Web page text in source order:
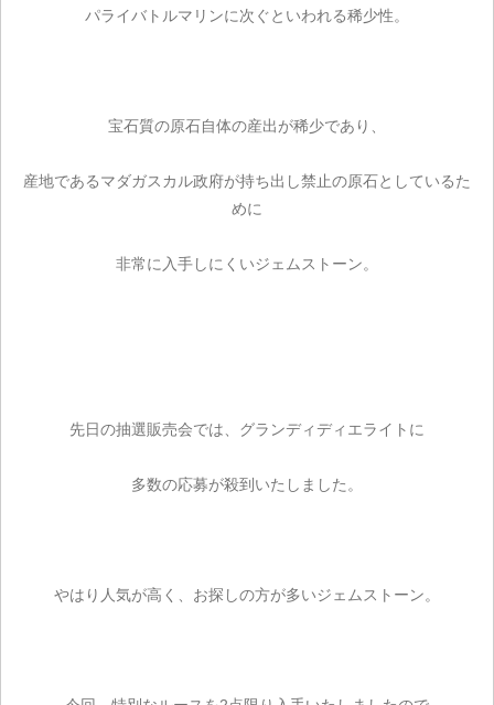
パライバトルマリンに次ぐといわれる稀少性。
宝石質の原石自体の産出が稀少であり、
産地であるマダガスカル政府が持ち出し禁止の原石としているた
めに
非常に入手しにくいジェムストーン。
先日の抽選販売会では、グランディディエライトに
多数の応募が殺到いたしました。
やはり人気が高く、お探しの方が多いジェムストーン。